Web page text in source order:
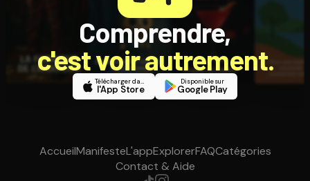
Comprendre,
c'est voir autrement.
Télécharger dans
l'App Store
Disponible sur
Google Play
AccueilManifesteL'appExplorerFAQCatégories
Contact & Aide